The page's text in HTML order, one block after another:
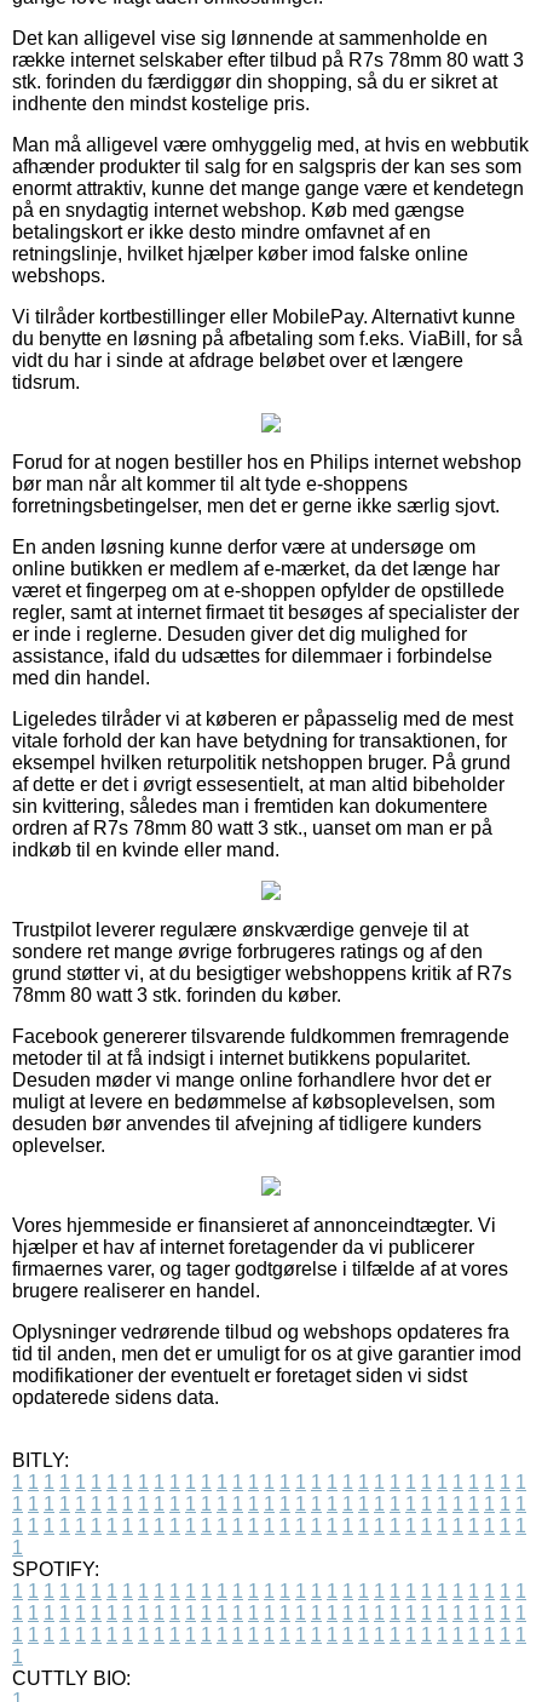
Det kan alligevel vise sig lønnende at sammenholde en
række internet selskaber efter tilbud på R7s 78mm 80 watt 3
stk. forinden du færdiggør din shopping, så du er sikret at
indhente den mindst kostelige pris.
Man må alligevel være omhyggelig med, at hvis en webbutik
afhænder produkter til salg for en salgspris der kan ses som
enormt attraktiv, kunne det mange gange være et kendetegn
på en snydagtig internet webshop. Køb med gængse
betalingskort er ikke desto mindre omfavnet af en
retningslinje, hvilket hjælper køber imod falske online
webshops.
Vi tilråder kortbestillinger eller MobilePay. Alternativt kunne
du benytte en løsning på afbetaling som f.eks. ViaBill, for så
vidt du har i sinde at afdrage beløbet over et længere
tidsrum.
Forud for at nogen bestiller hos en Philips internet webshop
bør man når alt kommer til alt tyde e-shoppens
forretningsbetingelser, men det er gerne ikke særlig sjovt.
En anden løsning kunne derfor være at undersøge om
online butikken er medlem af e-mærket, da det længe har
været et fingerpeg om at e-shoppen opfylder de opstillede
regler, samt at internet firmaet tit besøges af specialister der
er inde i reglerne. Desuden giver det dig mulighed for
assistance, ifald du udsættes for dilemmaer i forbindelse
med din handel.
Ligeledes tilråder vi at køberen er påpasselig med de mest
vitale forhold der kan have betydning for transaktionen, for
eksempel hvilken returpolitik netshoppen bruger. På grund
af dette er det i øvrigt essesentielt, at man altid bibeholder
sin kvittering, således man i fremtiden kan dokumentere
ordren af R7s 78mm 80 watt 3 stk., uanset om man er på
indkøb til en kvinde eller mand.
Trustpilot leverer regulære ønskværdige genveje til at
sondere ret mange øvrige forbrugeres ratings og af den
grund støtter vi, at du besigtiger webshoppens kritik af R7s
78mm 80 watt 3 stk. forinden du køber.
Facebook genererer tilsvarende fuldkommen fremragende
metoder til at få indsigt i internet butikkens popularitet.
Desuden møder vi mange online forhandlere hvor det er
muligt at levere en bedømmelse af købsoplevelsen, som
desuden bør anvendes til afvejning af tidligere kunders
oplevelser.
Vores hjemmeside er finansieret af annonceindtægter. Vi
hjælper et hav af internet foretagender da vi publicerer
firmaernes varer, og tager godtgørelse i tilfælde af at vores
brugere realiserer en handel.
Oplysninger vedrørende tilbud og webshops opdateres fra
tid til anden, men det er umuligt for os at give garantier imod
modifikationer der eventuelt er foretaget siden vi sidst
opdaterede sidens data.
BITLY:
1 1 1 1 1 1 1 1 1 1 1 1 1 1 1 1 1 1 1 1 1 1 1 1 1 1 1 1 1 1 1 1 1
1 1 1 1 1 1 1 1 1 1 1 1 1 1 1 1 1 1 1 1 1 1 1 1 1 1 1 1 1 1 1 1 1
1 1 1 1 1 1 1 1 1 1 1 1 1 1 1 1 1 1 1 1 1 1 1 1 1 1 1 1 1 1 1 1 1
1
SPOTIFY:
1 1 1 1 1 1 1 1 1 1 1 1 1 1 1 1 1 1 1 1 1 1 1 1 1 1 1 1 1 1 1 1 1
1 1 1 1 1 1 1 1 1 1 1 1 1 1 1 1 1 1 1 1 1 1 1 1 1 1 1 1 1 1 1 1 1
1 1 1 1 1 1 1 1 1 1 1 1 1 1 1 1 1 1 1 1 1 1 1 1 1 1 1 1 1 1 1 1 1
1
CUTTLY BIO: